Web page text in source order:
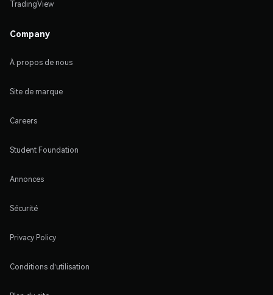
TradingView
Company
À propos de nous
Site de marque
Careers
Student Foundation
Annonces
Sécurité
Privacy Policy
Conditions d'utilisation